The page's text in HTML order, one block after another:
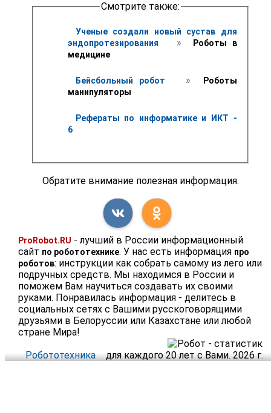
Смотрите также:
Ученые создали новый сустав для
эндопротезирования
»
Роботы в
медицине
Бейсбольный робот »
Роботы
манипуляторы
Рефераты по информатике и ИКТ -
6
Обратите внимание полезная информация.
ProRobot.RU - лучший в России информационный
сайт по робототехнике. У нас есть информация про
роботов: инструкции как собрать самому из лего или
подручных средств. Мы находимся в России и
поможем Вам научиться создавать их своими
руками. Понравилась информация - делитесь в
социальных сетях с Вашими русскоговорящими
друзьями в Белоруссии или Казахстане или любой
стране Мира!
Робототехника
для каждого 20 лет с Вами. 2026 г.